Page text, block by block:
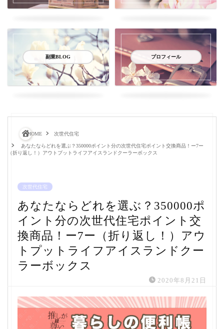
副業BLOG プロフィール
HOME 次世代住宅
あなたならどれを選ぶ？350000ポイント分の次世代住宅ポイント交換商品！ー7ー
（折り返し！）アウトプットライフアイスランドクーラーボックス
次世代住宅
あなたならどれを選ぶ？350000ポ
イント分の次世代住宅ポイント交
換商品！ー7ー（折り返し！）アウ
トプットライフアイスランドクー
ラーボックス
2020年8月21日